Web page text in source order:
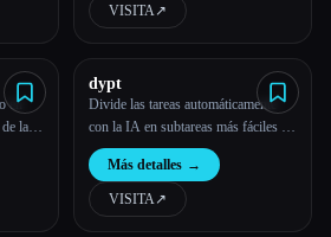
VISITA↗︎
en
la
dypt
Divide las tareas automáticamente
con la IA en subtareas más fáciles de
gestionar y supera los bloqueos
mentales
Más detalles →
VISITA↗︎